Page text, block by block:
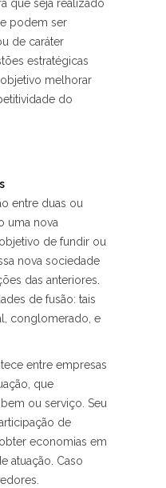
que seja realizado
podem ser
de caráter
estratégicas
melhorar
do
entre duas ou
uma nova
de fundir ou
nova sociedade
das anteriores.
de fusão: tais
conglomerado, e
entre empresas
que
ou serviço. Seu
de
economias em
atuação. Caso